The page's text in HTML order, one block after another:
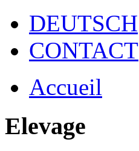
DEUTSCH
CONTACT
Accueil
Elevage